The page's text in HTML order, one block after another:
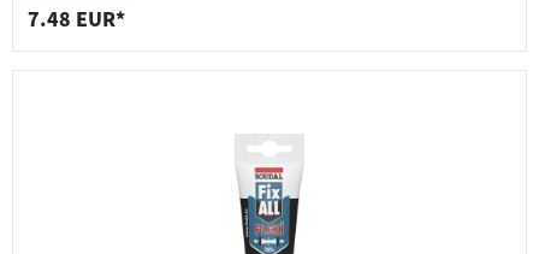
7.48 EUR*